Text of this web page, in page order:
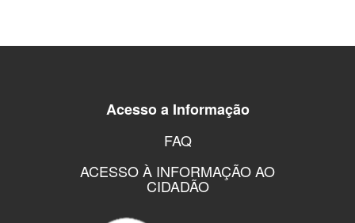
Acesso a Informação
FAQ
ACESSO À INFORMAÇÃO AO
CIDADÃO